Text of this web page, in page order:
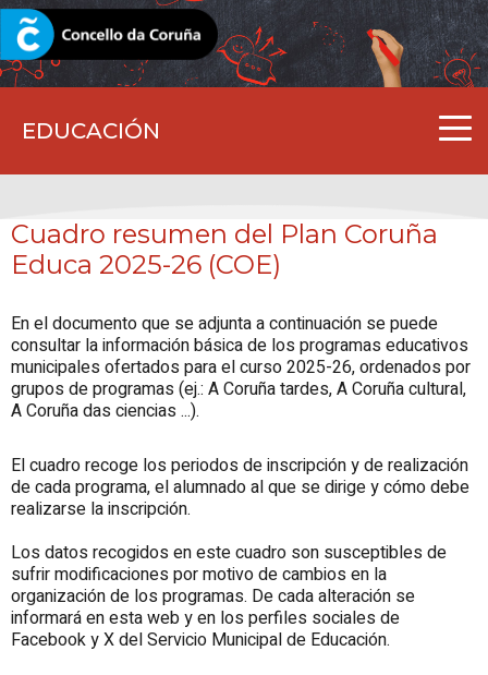
EDUCACIÓN
CORUNA.GAL
Cuadro resumen del Plan Coruña
Educa 2025-26 (COE)
En el documento que se adjunta a continuación se puede
consultar la información básica de los programas educativos
municipales ofertados para el curso 2025-26, ordenados por
grupos de programas (ej.: A Coruña tardes, A Coruña cultural,
A Coruña das ciencias ...).
El cuadro recoge los periodos de inscripción y de realización
de cada programa, el alumnado al que se dirige y cómo debe
realizarse la inscripción.
Los datos recogidos en este cuadro son susceptibles de
sufrir modificaciones por motivo de cambios en la
organización de los programas. De cada alteración se
informará en esta web y en los perfiles sociales de
Facebook y X del Servicio Municipal de Educación.